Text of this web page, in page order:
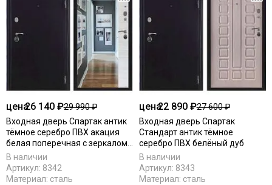
цена26 140 ₽29 990 ₽
Входная дверь Спартак антик
тёмное серебро ПВХ акация
белая поперечная с зеркалом
панорама
В наличии
Артикул: 8342
Материал: сталь
цена22 890 ₽27 600 ₽
Входная дверь Спартак
Стандарт антик тёмное
серебро ПВХ белёный дуб
В наличии
Артикул: 8343
Материал: сталь